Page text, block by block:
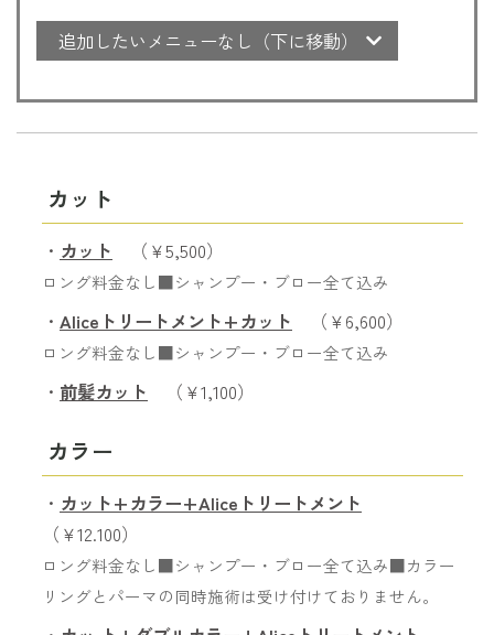
追加したいメニューなし（下に移動）
カット
・ カット （￥5,500）
ロング料金なし■シャンプー・ブロー全て込み
・ Aliceトリートメント+カット （￥6,600）
ロング料金なし■シャンプー・ブロー全て込み
・ 前髪カット （￥1,100）
カラー
・ カット+カラー+Aliceトリートメント
（￥12.100）
ロング料金なし■シャンプー・ブロー全て込み■カラー
リングとパーマの同時施術は受け付けておりません。